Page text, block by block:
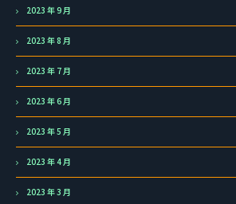
2023 年 9 月
2023 年 8 月
2023 年 7 月
2023 年 6 月
2023 年 5 月
2023 年 4 月
2023 年 3 月